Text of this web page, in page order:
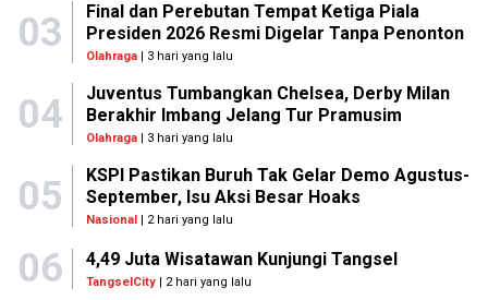
03
Final dan Perebutan Tempat Ketiga Piala
Presiden 2026 Resmi Digelar Tanpa Penonton
Olahraga| 3 hari yang lalu
04
Juventus Tumbangkan Chelsea, Derby Milan
Berakhir Imbang Jelang Tur Pramusim
Olahraga| 3 hari yang lalu
05
KSPI Pastikan Buruh Tak Gelar Demo Agustus-
September, Isu Aksi Besar Hoaks
Nasional| 2 hari yang lalu
06 4,49 Juta Wisatawan Kunjungi Tangsel
TangselCity | 2 hari yang lalu